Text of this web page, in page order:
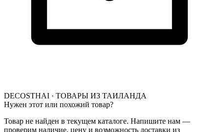
DECOSTHAI · ТОВАРЫ ИЗ ТАИЛАНДА
Нужен этот или похожий товар?
Товар не найден в текущем каталоге. Напишите нам —
проверим наличие, цену и возможность доставки из